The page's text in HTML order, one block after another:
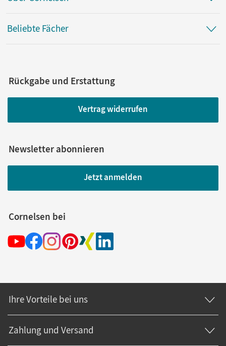
Beliebte Fächer
Rückgabe und Erstattung
Vertrag widerrufen
Newsletter abonnieren
Jetzt anmelden
Cornelsen bei
Ihre Vorteile bei uns
Zahlung und Versand